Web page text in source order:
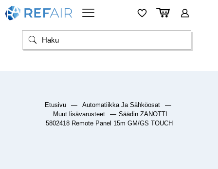
Etusivu — Automatiikka Ja Sähköosat
—
Muut lisävarusteet
— Säädin ZANOTTI
5802418 Remote Panel 15m GM/GS TOUCH